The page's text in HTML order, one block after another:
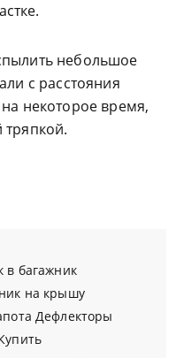
небольшое
с расстояния
некоторое время,
тряпкой.
в багажник
на крышу
Дефлекторы